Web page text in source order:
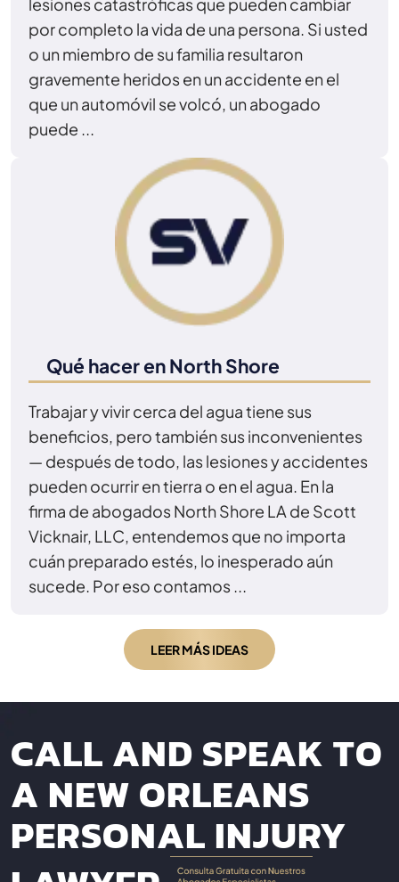
lesiones catastróficas que pueden cambiar
por completo la vida de una persona. Si usted
o un miembro de su familia resultaron
gravemente heridos en un accidente en el
que un automóvil se volcó, un abogado
puede ...
Qué hacer en North Shore
Trabajar y vivir cerca del agua tiene sus
beneficios, pero también sus inconvenientes
— después de todo, las lesiones y accidentes
pueden ocurrir en tierra o en el agua. En la
firma de abogados North Shore LA de Scott
Vicknair, LLC, entendemos que no importa
cuán preparado estés, lo inesperado aún
sucede. Por eso contamos ...
LEER MÁS IDEAS
CALL AND SPEAK TO
A NEW ORLEANS
PERSONAL INJURY